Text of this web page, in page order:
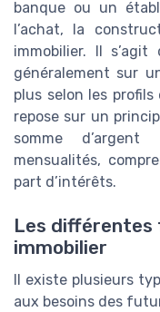
banque ou un
l’achat, la
immobilier. Il
généralement sur
plus selon les
repose sur un
somme
mensualités,
part d’intérêts.
Les
immobilier
Il existe plusieurs
aux besoins des